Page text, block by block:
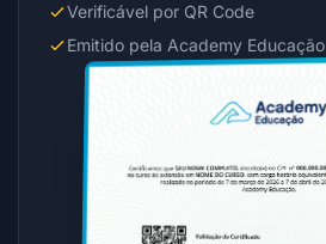
Verificável por QR Code
Emitido pela Academy Educação